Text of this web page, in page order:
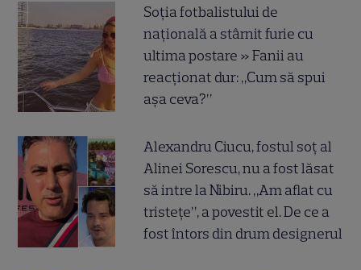
Soția fotbalistului de
națională a stârnit furie cu
ultima postare » Fanii au
reacționat dur: „Cum să spui
așa ceva?”
Alexandru Ciucu, fostul soț al
Alinei Sorescu, nu a fost lăsat
să intre la Nibiru. „Am aflat cu
tristețe”, a povestit el. De ce a
fost întors din drum designerul